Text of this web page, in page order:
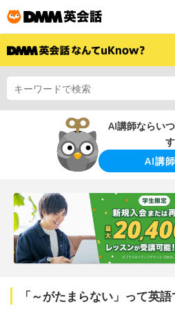
AI講師ならい
AI講
「～がたまらない」って英